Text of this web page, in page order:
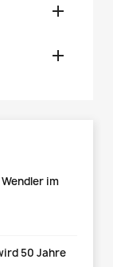


im
50 Jahre